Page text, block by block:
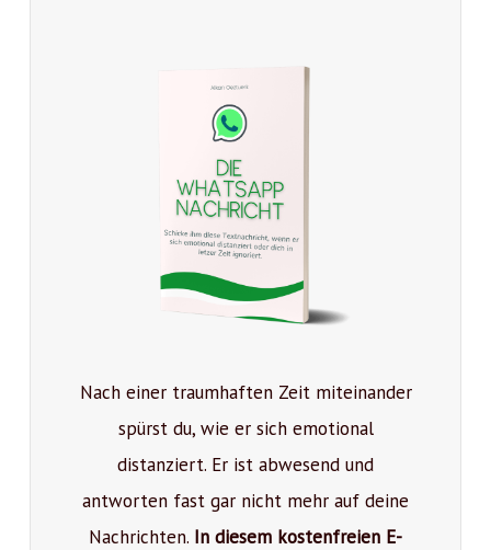
Nach einer traumhaften Zeit miteinander
spürst du, wie er sich emotional
distanziert. Er ist abwesend und
antworten fast gar nicht mehr auf deine
Nachrichten. In diesem kostenfreien E-